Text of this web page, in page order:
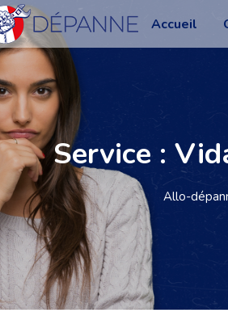
Accueil
Service :
Allo-